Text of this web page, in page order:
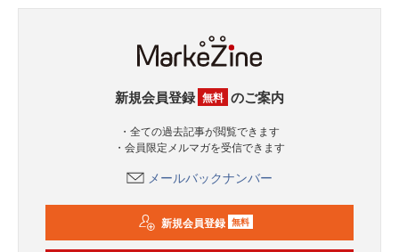
新規会員登録 無料 のご案内
・全ての過去記事が閲覧できます
・会員限定メルマガを受信できます
メールバックナンバー
新規会員登録 無料